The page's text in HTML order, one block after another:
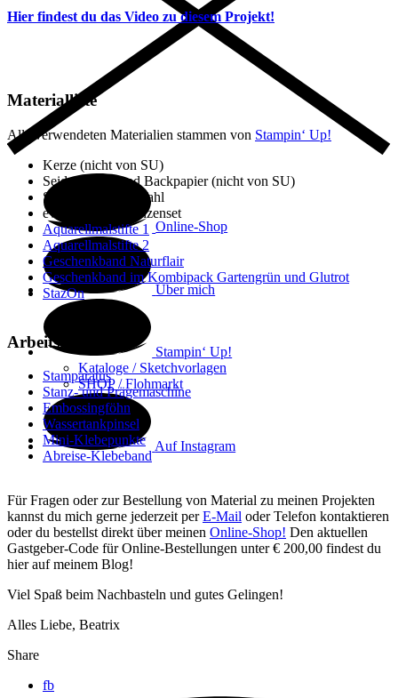
Online-Shop
Über mich
Stampin‘ Up!
Kataloge / Sketchvorlagen
SHOP / Flohmarkt
Auf Instagram
Hier findest du das Video zu diesem Projekt!
Materialliste
Alle verwendeten Materialien stammen von Stampin‘ Up!
Kerze (nicht von SU)
Seidenpapier und Backpapier (nicht von SU)
Stempelset freie Wahl
ev. passendes Stanzenset
Aquarellmalstifte 1
Aquarellmalstifte 2
Geschenkband Naturflair
Geschenkband im Kombipack Gartengrün und Glutrot
StazOn
Arbeitsmaterial
Stamparatus
Stanz- und Prägemaschine
Embossingföhn
Wassertankpinsel
Mini-Klebepunkte
Abreise-Klebeband
Für Fragen oder zur Bestellung von Material zu meinen Projekten
kannst du mich gerne jederzeit perE-Mail oder Telefon kontaktieren
oder du bestellst direkt über meinen Online-Shop! Den aktuellen
Gastgeber-Code für Online-Bestellungen unter € 200,00 findest du
hier auf meinem Blog!
Viel Spaß beim Nachbasteln und gutes Gelingen!
Alles Liebe, Beatrix
Share
fb